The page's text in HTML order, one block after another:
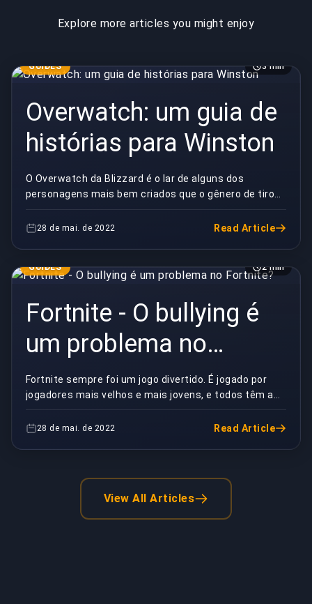
Explore more articles you might enjoy
GUIDES 3 min
Overwatch: um guia de
histórias para Winston
O Overwatch da Blizzard é o lar de alguns dos
personagens mais bem criados que o gênero de tiro
em primeira pessoa já viu. De namorados britânicos...
28 de mai. de 2022 Read Article
GUIDES 2 min
Fortnite - O bullying é
um problema no
Fortnite?
Fortnite sempre foi um jogo divertido. É jogado por
jogadores mais velhos e mais jovens, e todos têm a
chance de experimentar tudo o que a plataforma ...
28 de mai. de 2022 Read Article
View All Articles